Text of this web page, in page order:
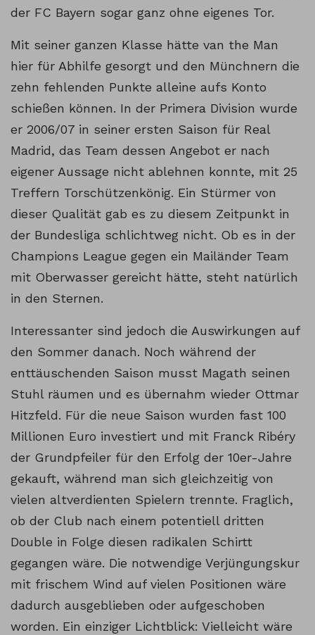
der FC Bayern sogar ganz ohne eigenes Tor.
Mit seiner ganzen Klasse hätte van the Man
hier für Abhilfe gesorgt und den Münchnern die
zehn fehlenden Punkte alleine aufs Konto
schießen können. In der Primera Division wurde
er 2006/07 in seiner ersten Saison für Real
Madrid, das Team dessen Angebot er nach
eigener Aussage nicht ablehnen konnte, mit 25
Treffern Torschützenkönig. Ein Stürmer von
dieser Qualität gab es zu diesem Zeitpunkt in
der Bundesliga schlichtweg nicht. Ob es in der
Champions League gegen ein Mailänder Team
mit Oberwasser gereicht hätte, steht natürlich
in den Sternen.
Interessanter sind jedoch die Auswirkungen auf
den Sommer danach. Noch während der
enttäuschenden Saison musst Magath seinen
Stuhl räumen und es übernahm wieder Ottmar
Hitzfeld. Für die neue Saison wurden fast 100
Millionen Euro investiert und mit Franck Ribéry
der Grundpfeiler für den Erfolg der 10er-Jahre
gekauft, während man sich gleichzeitig von
vielen altverdienten Spielern trennte. Fraglich,
ob der Club nach einem potentiell dritten
Double in Folge diesen radikalen Schirtt
gegangen wäre. Die notwendige Verjüngungskur
mit frischem Wind auf vielen Positionen wäre
dadurch ausgeblieben oder aufgeschoben
worden. Ein einziger Lichtblick: Vielleicht wäre